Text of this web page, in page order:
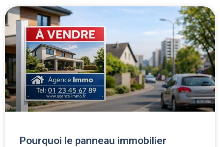
Pourquoi le panneau immobilier